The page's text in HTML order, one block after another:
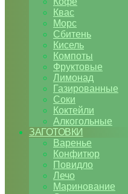
Квас
Морс
Сбитень
Кисель
Компоты
Фруктовые
Лимонад
Газированные
Соки
Коктейли
Алкогольные
ЗАГОТОВКИ
Варенье
Конфитюр
Повидло
Лечо
Маринование